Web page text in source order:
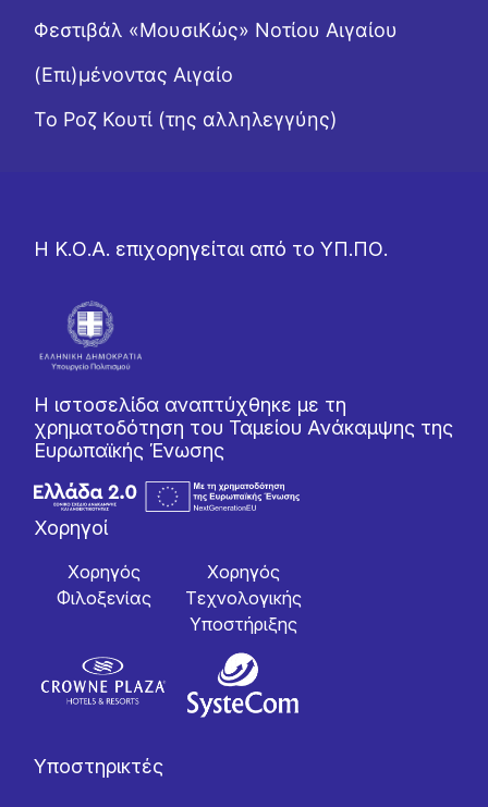
Φεστιβάλ «ΜουσιΚώς» Νοτίου Αιγαίου
(Επι)μένοντας Αιγαίο
Το Ροζ Κουτί (της αλληλεγγύης)
Η Κ.Ο.Α. επιχορηγείται από το ΥΠ.ΠΟ.
Η ιστοσελίδα αναπτύχθηκε με τη
χρηματοδότηση του Ταμείου Ανάκαμψης της
Ευρωπαϊκής Ένωσης
Χορηγοί
Χορηγός
Φιλοξενίας
Χορηγός
Tεχνολογικής
Yποστήριξης
Υποστηρικτές